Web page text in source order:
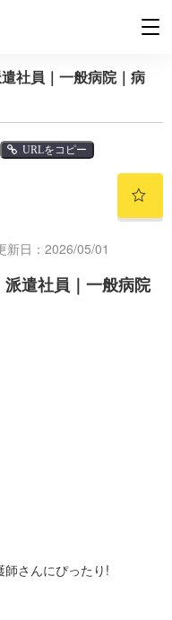
社員｜一般病院｜病
URLをコピー
日：2026/05/01
遣社員｜一般病院
さんにぴったり!